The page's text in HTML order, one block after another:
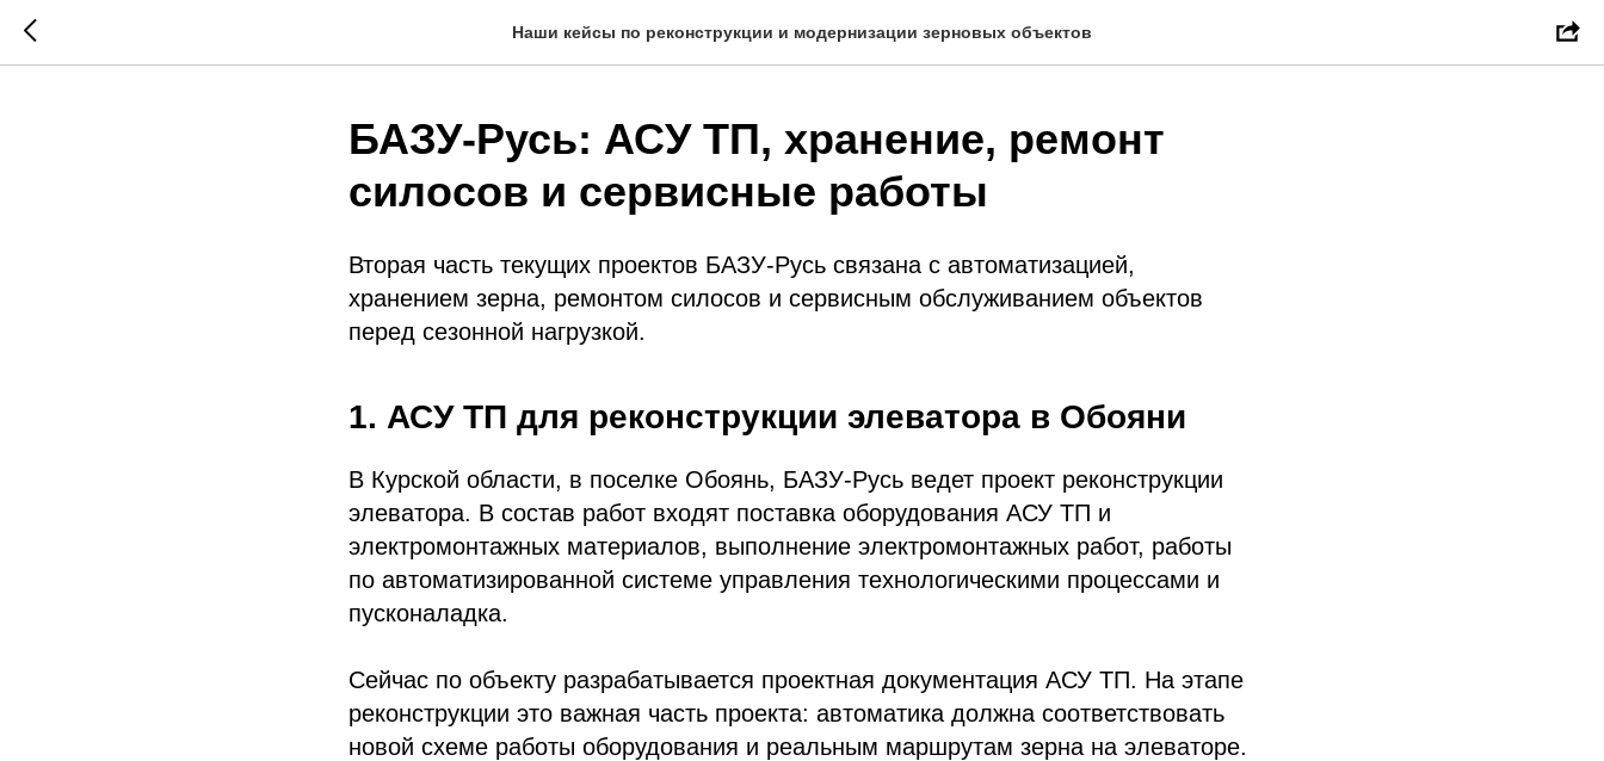
Наши кейсы по реконструкции и модернизации зерновых объектов
БАЗУ-Русь: АСУ ТП, хранение, ремонт
силосов и сервисные работы
Вторая часть текущих проектов БАЗУ-Русь связана с автоматизацией,
хранением зерна, ремонтом силосов и сервисным обслуживанием объектов
перед сезонной нагрузкой.
1. АСУ ТП для реконструкции элеватора в Обояни
В Курской области, в поселке Обоянь, БАЗУ-Русь ведет проект реконструкции
элеватора. В состав работ входят поставка оборудования АСУ ТП и
электромонтажных материалов, выполнение электромонтажных работ, работы
по автоматизированной системе управления технологическими процессами и
пусконаладка.
Сейчас по объекту разрабатывается проектная документация АСУ ТП. На этапе
реконструкции это важная часть проекта: автоматика должна соответствовать
новой схеме работы оборудования и реальным маршрутам зерна на элеваторе.